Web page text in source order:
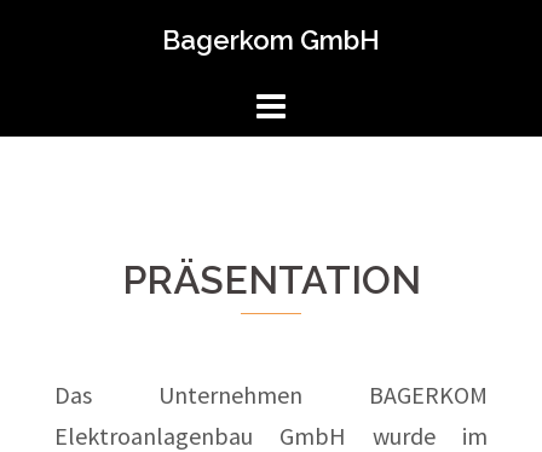
Bagerkom GmbH
PRÄSENTATION
Das Unternehmen BAGERKOM
Elektroanlagenbau GmbH wurde im